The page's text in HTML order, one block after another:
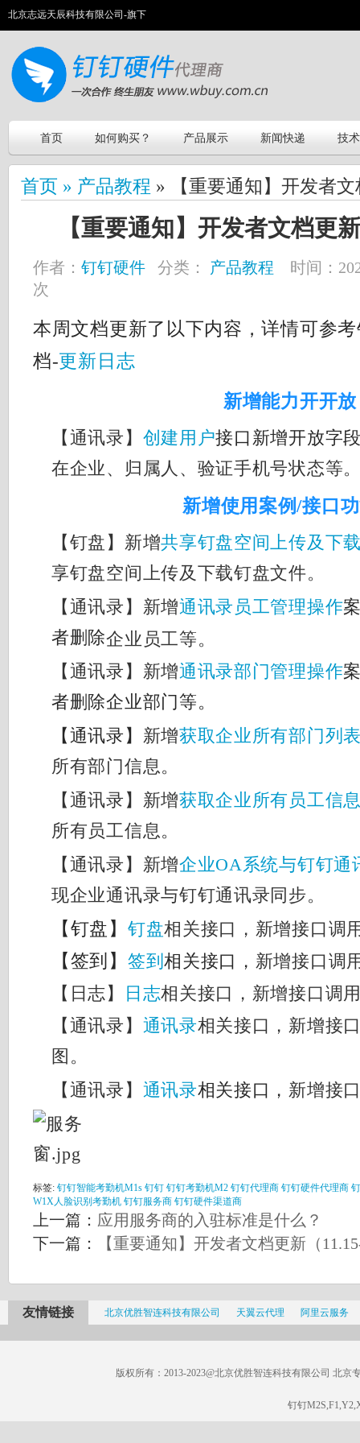
北京志远天辰科技有限公司-旗下
首页 如何购买？ 产品展示 新闻快递 技
首页 » 产品教程 » 【重要通知】开发者
【重要通知】开发者文档更
作者： 钉钉硬件 分类： 产品教程
时间：
次
本周文档更新了以下内容，详情可参
档-更新日志
新增能力开开放
【通讯录】 创建用户接口新增开放字
在企业、归属人、验证手机号状态等
新增使用案例/接口
【钉盘】新增共享钉盘空间上传及下
享钉盘空间上传及下载钉盘文件。
【通讯录】新增通讯录员工管理操作
者删除企业员工等。
【通讯录】新增通讯录部门管理操作
者删除企业部门等。
【通讯录】 新增获取企业所有部门列
所有部门信息。
【通讯录】新增获取企业所有员工信
所有员工信息。
【通讯录】新增企业OA系统与钉钉通
现企业通讯录与钉钉通讯录同步。
【钉盘】 钉盘相关接口，新增接口调
【签到】 签到相关接口， 新增接口调
【日志】
日志相关接口，新增接口调
【通讯录】 通讯录相关接口，新增接
图。
【通讯录】 通讯录相关接口， 新增接
标签: 钉钉智能考勤机M1s 钉钉 钉钉考勤机M2 钉钉代理商 钉钉硬件代理商
W1X人脸识别考勤机 钉钉服务商 钉钉硬件渠道商
上一篇： 应用服务商的入驻标准是什么？
下一篇：
【重要通知】开发者文档更新（
友情链接 北京优胜智连科技有限公司 天翼云代理 阿里云服务
版权所有：2013-2023@北京优胜智连科技有限公司 北京
钉钉